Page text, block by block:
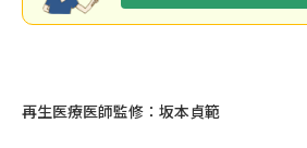
再生医療医師監修：坂本貞範